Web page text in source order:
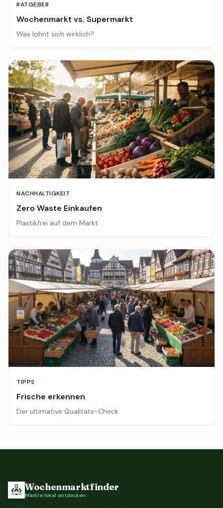
RATGEBER
Wochenmarkt vs. Supermarkt
Was lohnt sich wirklich?
NACHHALTIGKEIT
Zero Waste Einkaufen
Plastikfrei auf dem Markt.
TIPPS
Frische erkennen
Der ultimative Qualitäts-Check.
Wochenmarktfinder
Märkte lokal entdecken